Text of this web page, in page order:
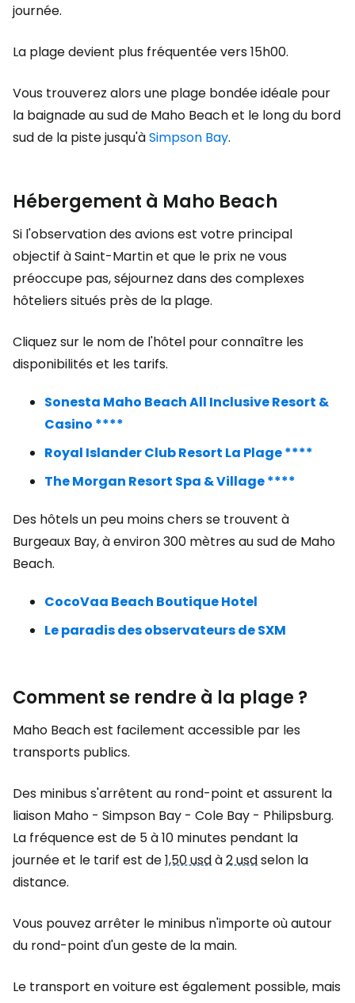
journée.
La plage devient plus fréquentée vers 15h00.
Vous trouverez alors une plage bondée idéale pour
la baignade au sud de Maho Beach et le long du bord
sud de la piste jusqu'àSimpson Bay.
Hébergement à Maho Beach
Si l'observation des avions est votre principal
objectif à Saint-Martin et que le prix ne vous
préoccupe pas, séjournez dans des complexes
hôteliers situés près de la plage.
Cliquez sur le nom de l'hôtel pour connaître les
disponibilités et les tarifs.
Sonesta Maho Beach All Inclusive Resort &
Casino ****
Royal Islander Club Resort La Plage ****
The Morgan Resort Spa & Village ****
Des hôtels un peu moins chers se trouvent à
Burgeaux Bay, à environ 300 mètres au sud de Maho
Beach.
CocoVaa Beach Boutique Hotel
Le paradis des observateurs de SXM
Comment se rendre à la plage ?
Maho Beach est facilement accessible par les
transports publics.
Des minibus s'arrêtent au rond-point et assurent la
liaison Maho - Simpson Bay - Cole Bay - Philipsburg.
La fréquence est de 5 à 10 minutes pendant la
journée et le tarif est de1,50 usdà2 usdselon la
distance.
Vous pouvez arrêter le minibus n'importe où autour
du rond-point d'un geste de la main.
Le transport en voiture est également possible, mais